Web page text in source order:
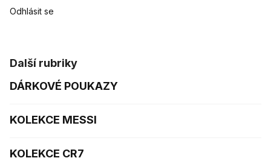
Odhlásit se
Další rubriky
DÁRKOVÉ POUKAZY
KOLEKCE MESSI
KOLEKCE CR7